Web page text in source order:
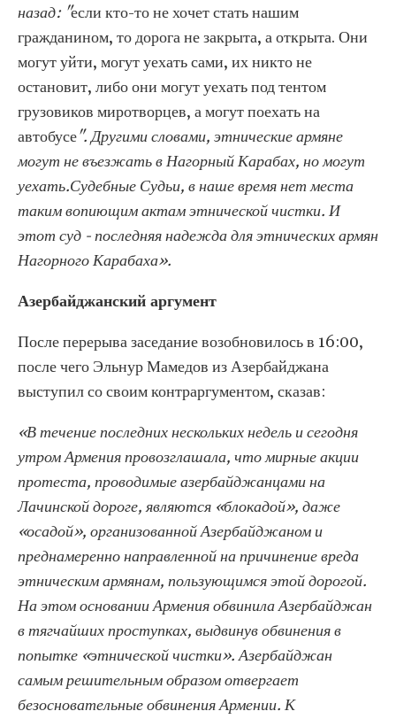
назад: "если кто-то не хочет стать нашим
гражданином, то дорога не закрыта, а открыта. Они
могут уйти, могут уехать сами, их никто не
остановит, либо они могут уехать под тентом
грузовиков миротворцев, а могут поехать на
автобусе". Другими словами, этнические армяне
могут не въезжать в Нагорный Карабах, но могут
уехать.Судебные Судьи, в наше время нет места
таким вопиющим актам этнической чистки. И
этот суд - последняя надежда для этнических армян
Нагорного Карабаха».
Азербайджанский аргумент
После перерыва заседание возобновилось в 16:00,
после чего Эльнур Мамедов из Азербайджана
выступил со своим контраргументом, сказав:
«В течение последних нескольких недель и сегодня
утром Армения провозглашала, что мирные акции
протеста, проводимые азербайджанцами на
Лачинской дороге, являются «блокадой», даже
«осадой», организованной Азербайджаном и
преднамеренно направленной на причинение вреда
этническим армянам, пользующимся этой дорогой.
На этом основании Армения обвинила Азербайджан
в тягчайших проступках, выдвинув обвинения в
попытке «этнической чистки». Азербайджан
самым решительным образом отвергает
безосновательные обвинения Армении. К